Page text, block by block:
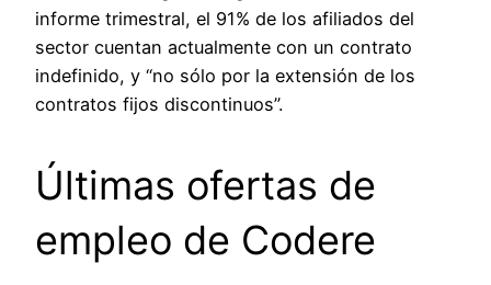
informe trimestral, el 91% de los afiliados del
sector cuentan actualmente con un contrato
indefinido, y “no sólo por la extensión de los
contratos fijos discontinuos”.
Últimas ofertas de
empleo de Codere